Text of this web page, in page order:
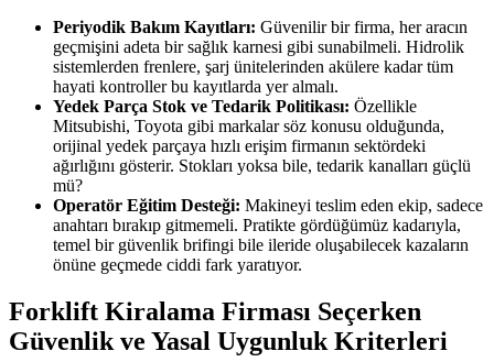
Periyodik Bakım Kayıtları: Güvenilir bir firma, her aracın
geçmişini adeta bir sağlık karnesi gibi sunabilmeli. Hidrolik
sistemlerden frenlere, şarj ünitelerinden akülere kadar tüm
hayati kontroller bu kayıtlarda yer almalı.
Yedek Parça Stok ve Tedarik Politikası: Özellikle
Mitsubishi, Toyota gibi markalar söz konusu olduğunda,
orijinal yedek parçaya hızlı erişim firmanın sektördeki
ağırlığını gösterir. Stokları yoksa bile, tedarik kanalları güçlü
mü?
Operatör Eğitim Desteği: Makineyi teslim eden ekip, sadece
anahtarı bırakıp gitmemeli. Pratikte gördüğümüz kadarıyla,
temel bir güvenlik brifingi bile ileride oluşabilecek kazaların
önüne geçmede ciddi fark yaratıyor.
Forklift Kiralama Firması Seçerken
Güvenlik ve Yasal Uygunluk Kriterleri